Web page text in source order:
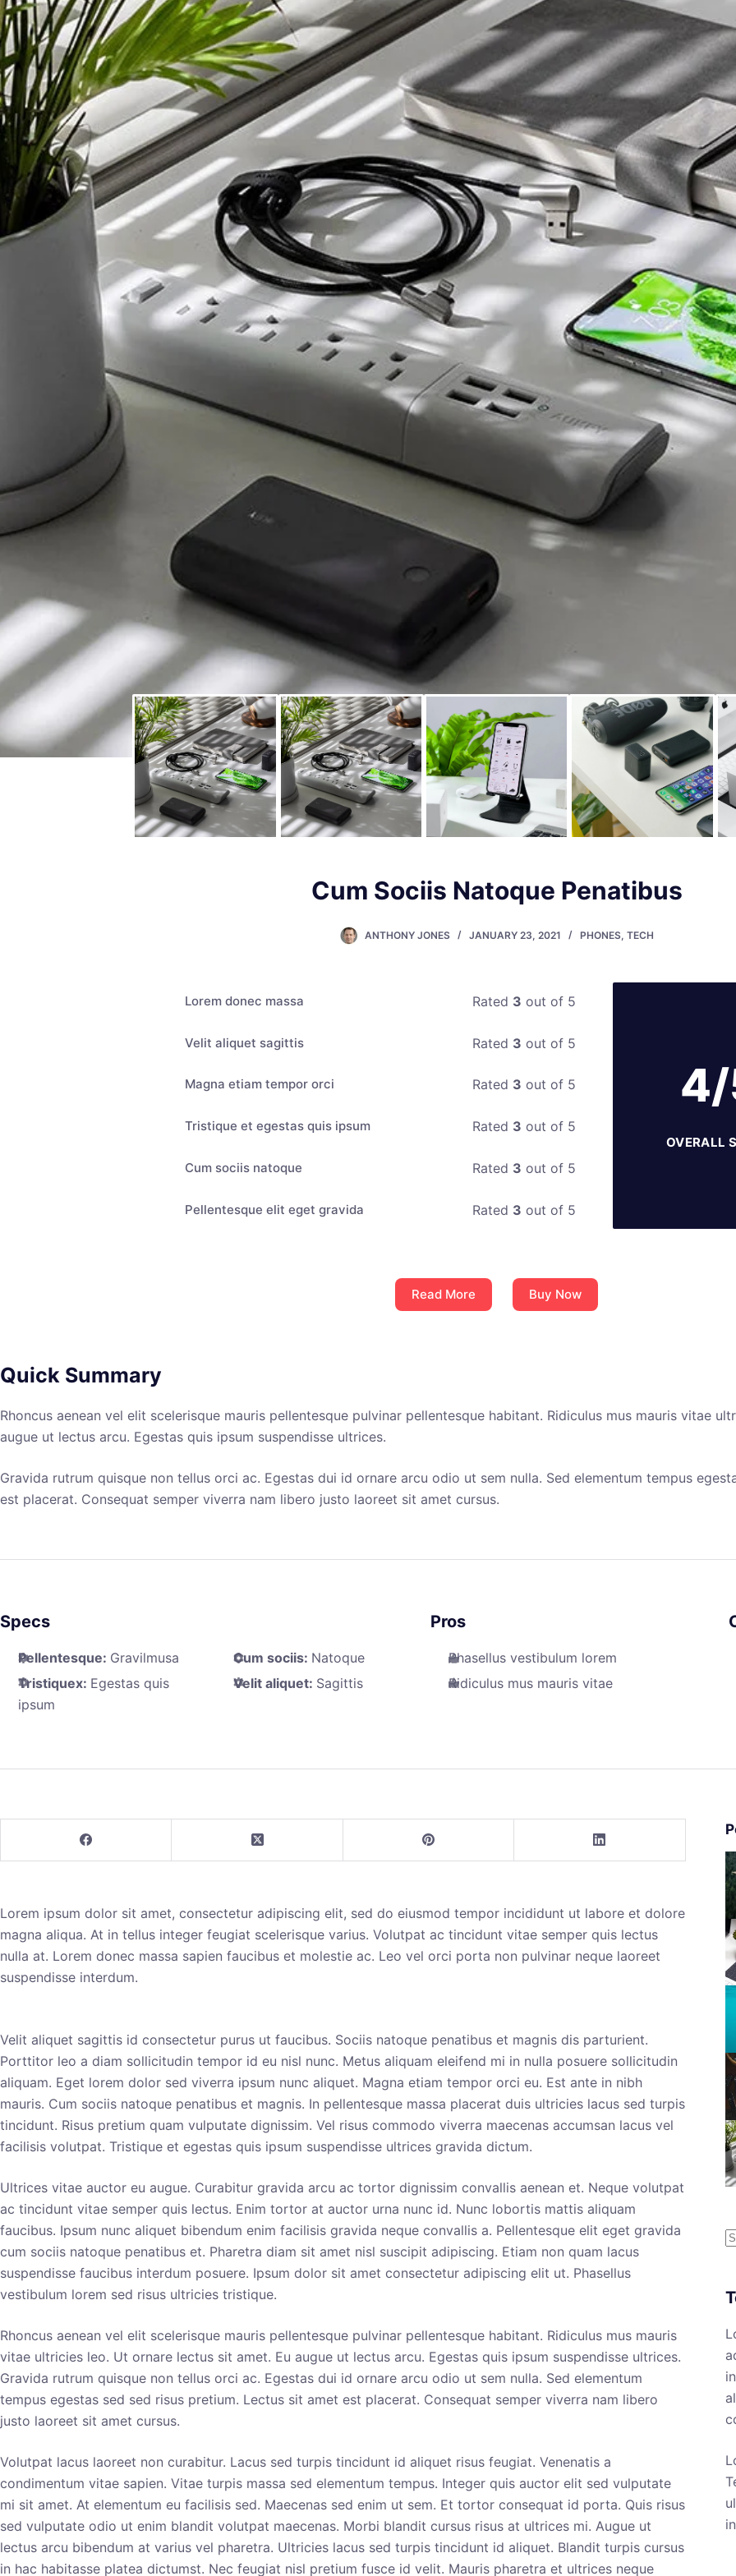
Cum Sociis Natoque Penatibus
ANTHONY JONES JANUARY 23, 2021 PHONES,TECH
Lorem donec massa Rated 3 out of 5
Velit aliquet sagittis Rated 3 out of 5
Magna etiam tempor orci Rated 3 out of 5
Tristique et egestas quis ipsum Rated 3 out of 5
Cum sociis natoque Rated 3 out of 5
Pellentesque elit eget gravida Rated 3 out of 5
OVERALL
Read More Buy Now
Quick Summary
Rhoncus aenean vel elit scelerisque mauris pellentesque pulvinar pellentesque habitant. Ridiculus mus mauris vitae
augue ut lectus arcu. Egestas quis ipsum suspendisse ultrices.
Gravida rutrum quisque non tellus orci ac. Egestas dui id ornare arcu odio ut sem nulla. Sed elementum tempus
est placerat. Consequat semper viverra nam libero justo laoreet sit amet cursus.
Specs
Pellentesque: Gravilmusa Cum sociis: Natoque
Tristiquex: Egestas quis
ipsum
Velit aliquet: Sagittis
Pros
Phasellus vestibulum lorem
Ridiculus mus mauris vitae
Lorem ipsum dolor sit amet, consectetur adipiscing elit, sed do eiusmod tempor incididunt ut labore et dolore
magna aliqua. At in tellus integer feugiat scelerisque varius. Volutpat ac tincidunt vitae semper quis lectus
nulla at. Lorem donec massa sapien faucibus et molestie ac. Leo vel orci porta non pulvinar neque laoreet
suspendisse interdum.
Velit aliquet sagittis id consectetur purus ut faucibus. Sociis natoque penatibus et magnis dis parturient.
Porttitor leo a diam sollicitudin tempor id eu nisl nunc. Metus aliquam eleifend mi in nulla posuere sollicitudin
aliquam. Eget lorem dolor sed viverra ipsum nunc aliquet. Magna etiam tempor orci eu. Est ante in nibh
mauris. Cum sociis natoque penatibus et magnis. In pellentesque massa placerat duis ultricies lacus sed turpis
tincidunt. Risus pretium quam vulputate dignissim. Vel risus commodo viverra maecenas accumsan lacus vel
facilisis volutpat. Tristique et egestas quis ipsum suspendisse ultrices gravida dictum.
Ultrices vitae auctor eu augue. Curabitur gravida arcu ac tortor dignissim convallis aenean et. Neque volutpat
ac tincidunt vitae semper quis lectus. Enim tortor at auctor urna nunc id. Nunc lobortis mattis aliquam
faucibus. Ipsum nunc aliquet bibendum enim facilisis gravida neque convallis a. Pellentesque elit eget gravida
cum sociis natoque penatibus et. Pharetra diam sit amet nisl suscipit adipiscing. Etiam non quam lacus
suspendisse faucibus interdum posuere. Ipsum dolor sit amet consectetur adipiscing elit ut. Phasellus
vestibulum lorem sed risus ultricies tristique.
Rhoncus aenean vel elit scelerisque mauris pellentesque pulvinar pellentesque habitant. Ridiculus mus mauris
vitae ultricies leo. Ut ornare lectus sit amet. Eu augue ut lectus arcu. Egestas quis ipsum suspendisse ultrices.
Gravida rutrum quisque non tellus orci ac. Egestas dui id ornare arcu odio ut sem nulla. Sed elementum
tempus egestas sed sed risus pretium. Lectus sit amet est placerat. Consequat semper viverra nam libero
justo laoreet sit amet cursus.
Volutpat lacus laoreet non curabitur. Lacus sed turpis tincidunt id aliquet risus feugiat. Venenatis a
condimentum vitae sapien. Vitae turpis massa sed elementum tempus. Integer quis auctor elit sed vulputate
mi sit amet. At elementum eu facilisis sed. Maecenas sed enim ut sem. Et tortor consequat id porta. Quis risus
sed vulputate odio ut enim blandit volutpat maecenas. Morbi blandit cursus risus at ultrices mi. Augue ut
lectus arcu bibendum at varius vel pharetra. Ultricies lacus sed turpis tincidunt id aliquet. Blandit turpis cursus
in hac habitasse platea dictumst. Nec feugiat nisl pretium fusce id velit. Mauris pharetra et ultrices neque